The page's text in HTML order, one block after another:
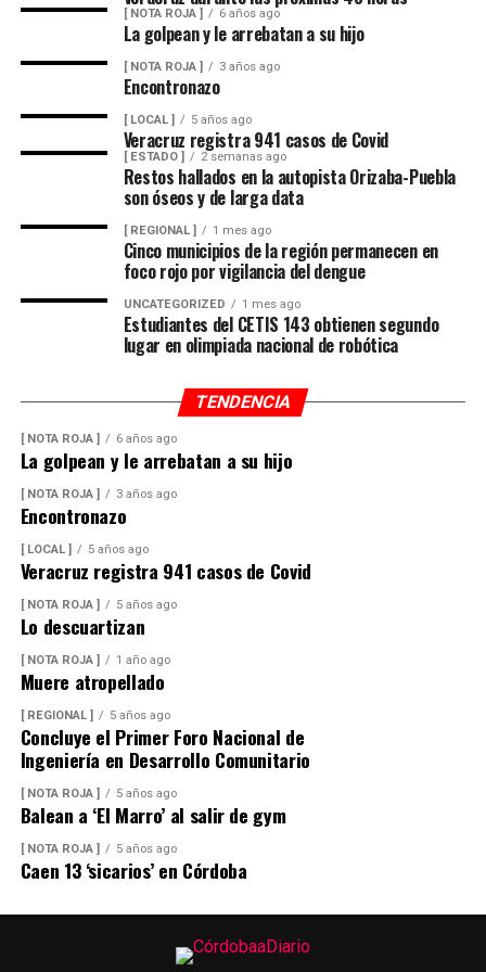
Las lluvias se estiman acumulados de 5 a 20 milímetros
por metro cuadrado (mm) y máximos de hasta 30 mm en
cuencas del sur y en zonas de montañas y; temperaturas
diurnas serán altas y el ambiente cálido, pero fresco por
la noche.
El viento será del Sureste, Este y Noreste de 20 a 35
kilómetros por hora (km/h), con rachas en el litoral y en
Asimismo, se pronostica la llegada de otra onda tropical
entre viernes y fin de semana.
Finalmente, la SPC de Veracruz recomienda a la
población vigilar el comportamiento de ríos y arroyos
de respuesta rápida y observar su entorno por posibles
derrumbes, deslaves y deslizamiento de laderas.
Además de conducir con precaución por disminución de
la visibilidad y anegamientos urbanos, viento arrachado,
descargas eléctricas y probables granizadas en áreas de
tormenta, entre otros efectos negativos.
[ NOTA ROJA ] 6 años ago
La golpean y le arrebatan a su hijo
[ NOTA ROJA ] 3 años ago
Encontronazo
[ LOCAL ] 5 años ago
Veracruz registra 941 casos de Covid
[ ESTADO ] 2 semanas ago
Restos hallados en la autopista Orizaba-Puebla
son óseos y de larga data
[ REGIONAL ] 1 mes ago
Cinco municipios de la región permanecen en
foco rojo por vigilancia del dengue
UNCATEGORIZED 1 mes ago
Estudiantes del CETIS 143 obtienen segundo
lugar en olimpiada nacional de robótica
TENDENCIA
[ NOTA ROJA ] 6 años ago
La golpean y le arrebatan a su hijo
[ NOTA ROJA ] 3 años ago
Encontronazo
[ LOCAL ] 5 años ago
Veracruz registra 941 casos de Covid
[ NOTA ROJA ] 5 años ago
Lo descuartizan
[ NOTA ROJA ] 1 año ago
Muere atropellado
[ REGIONAL ] 5 años ago
Concluye el Primer Foro Nacional de
Ingeniería en Desarrollo Comunitario
[ NOTA ROJA ] 5 años ago
Balean a ‘El Marro’ al salir de gym
[ NOTA ROJA ] 5 años ago
Caen 13 ‘sicarios’ en Córdoba